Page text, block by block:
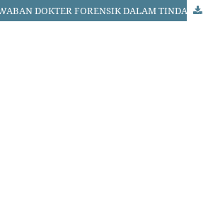
PERTANGGUNGJAWABAN DOKTER FORENSIK DALAM TINDAK PIDANA PEMALSUAN VISUM ET REPERTUM